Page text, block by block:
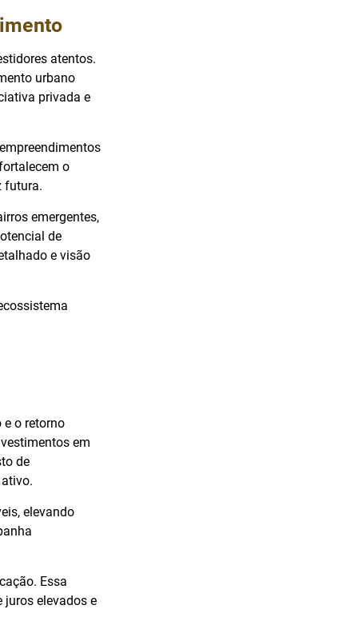
atentos.
urbano
privada e
o
futura.
emergentes,
de
e visão
o retorno
em
de
elevando
Essa
elevados e